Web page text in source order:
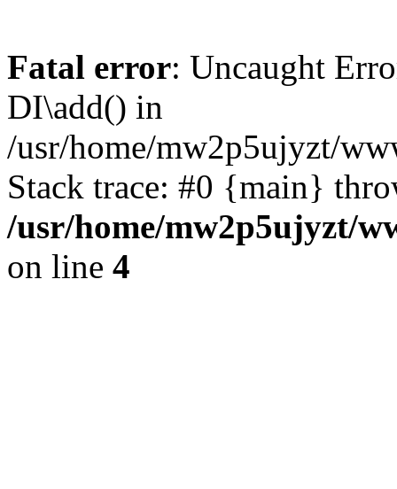
Fatal error: Uncaught
DI\add() in
/usr/home/mw2p5ujyzt/
Stack trace: #0 {main}
/usr/home/mw2p5ujyzt/
on line 4